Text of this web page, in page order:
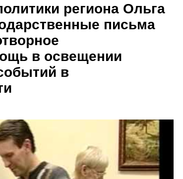
региона Ольга
письма
в освещении
в